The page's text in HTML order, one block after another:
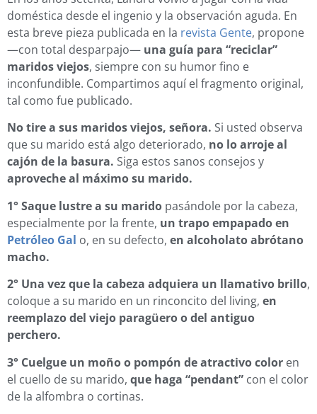
doméstica desde el ingenio y la observación aguda. En
esta breve pieza publicada en la revista Gente, propone
—con total desparpajo— una guía para “reciclar”
maridos viejos, siempre con su humor fino e
inconfundible. Compartimos aquí el fragmento original,
tal como fue publicado.
No tire a sus maridos viejos, señora. Si usted observa
que su marido está algo deteriorado, no lo arroje al
cajón de la basura. Siga estos sanos consejos y
aproveche al máximo su marido.
1°Saque lustre a su marido pasándole por la cabeza,
especialmente por la frente, un trapo empapado en
Petróleo Gal o, en su defecto, en alcoholato abrótano
macho.
2° Una vez que la cabeza adquiera un llamativo brillo,
coloque a su marido en un rinconcito del living, en
reemplazo del viejo paragüero o del antiguo
perchero.
3° Cuelgue un moño o pompón de atractivo color en
el cuello de su marido, que haga “pendant” con el color
de la alfombra o cortinas.